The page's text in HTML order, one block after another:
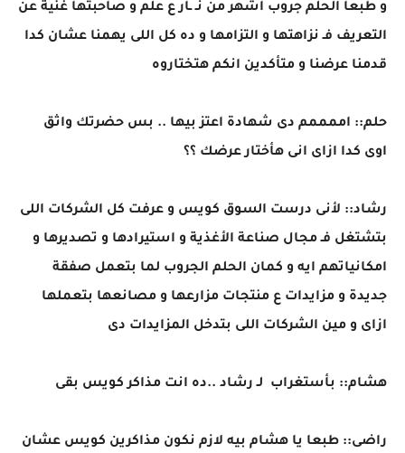
و طبعا الحلم جروب اشهر من نـ ـار ع علم و صاحبتها غنية عن
التعريف فـ نزاهتها و التزامها و ده كل اللى يهمنا عشان كدا
قدمنا عرضنا و متأكدين انكم هتختاروه
حلم:: اممممم دى شهادة اعتز بيها .. بس حضرتك واثق
اوى كدا ازاى انى هأختار عرضك ؟؟
رشاد:: لأنى درست السوق كويس و عرفت كل الشركات اللى
بتشتغل فـ مجال صناعة الأغذية و استيرادها و تصديرها و
امكانياتهم ايه و كمان الحلم الجروب لما بتعمل صفقة
جديدة و مزايدات ع منتجات مزارعها و مصانعها بتعملها
ازاى و مين الشركات اللى بتدخل المزايدات دى
هشام:: بأستغراب لـ رشاد ..ده انت مذاكر كويس بقى
راضى:: طبعا يا هشام بيه لازم نكون مذاكرين كويس عشان